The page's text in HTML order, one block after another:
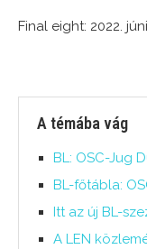
Final eight: 2022.
A témába vág
BL: OSC-Jug
BL-főtábla:
Itt az új BL-
A LEN